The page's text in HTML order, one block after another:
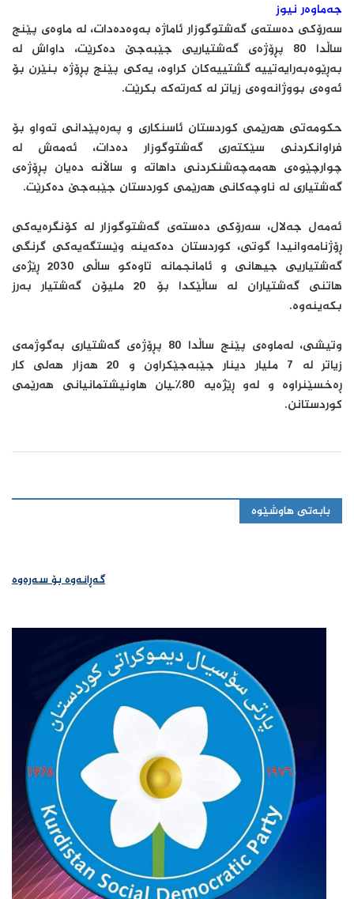
جەماوەر نیوز
سەرۆکی دەستەی گەشتوگوزار ئاماژە بەوەدەدات، لە ماوەی پێنج
ساڵدا 80 پڕۆژەی گەشتیاریی جێبەجێ دەکرێت، داواش لە
بەڕێوەبەرایەتییە گشتییەکان کراوە، یەکی پێنج پڕۆژە بنێرن بۆ
ئەوەی بووژانەوەی زیاتر لە کەرتەکە بکرێت.
حکومەتی هەرێمی کوردستان ئاسنکاری و پەرەپێدانی تەواو بۆ
فراوانکردنی سێکتەری گەشتوگوزار دەدات، ئەمەش لە
چوارچێوەی هەمەچەشنکردنی داهاتە و ساڵانە دەیان پڕۆژەی
گەشتیاری لە ناوچەکانی هەرێمی کوردستان جێبەجێ دەکرێت.
ئەمەل جەلال، سەرۆکی دەستەی گەشتوگوزار لە کۆنگرەیەکی
ڕۆژنامەوانیدا گوتی، کوردستان دەکەینە وێستگەیەکی گرنگی
گەشتیاریی جیهانی و ئامانجمانە تاوەکو ساڵی 2030 ڕێژەی
هاتنی گەشتیاران لە ساڵێکدا بۆ 20 ملیۆن گەشتیار بەرز
بکەینەوە.
وتیشی، لەماوەی پێنج ساڵدا 80 پڕۆژەی گەشتیاری بەگوژمەی
زیاتر لە 7 ملیار دینار جێبەجێکراون و 20 هەزار هەلی کار
ڕەخسێنراوە و لەو ڕێژەیە 80٪ـیان هاونیشتمانیانی هەرێمی
کوردستانن.
بابەتی هاوشێوە
گەڕانەوە بۆ سەرەوە